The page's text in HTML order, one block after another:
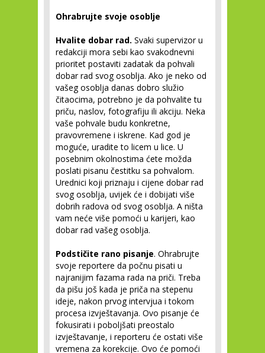
Ohrabrujte svoje osoblje
Hvalite dobar rad. Svaki supervizor u
redakciji mora sebi kao svakodnevni
prioritet postaviti zadatak da pohvali
dobar rad svog osoblja. Ako je neko od
vašeg osoblja danas dobro služio
čitaocima, potrebno je da pohvalite tu
priču, naslov, fotografiju ili akciju. Neka
vaše pohvale budu konkretne,
pravovremene i iskrene. Kad god je
moguće, uradite to licem u lice. U
posebnim okolnostima ćete možda
poslati pisanu čestitku sa pohvalom.
Urednici koji priznaju i cijene dobar rad
svog osoblja, uvijek će i dobijati više
dobrih radova od svog osoblja. A ništa
vam neće više pomoći u karijeri, kao
dobar rad vašeg osoblja.
Podstičite rano pisanje. Ohrabrujte
svoje reportere da počnu pisati u
najranijim fazama rada na priči. Treba
da pišu još kada je priča na stepenu
ideje, nakon prvog intervjua i tokom
procesa izvještavanja. Ovo pisanje će
fokusirati i poboljšati preostalo
izvještavanje, i reporteru će ostati više
vremena za korekcije. Ovo će pomoći